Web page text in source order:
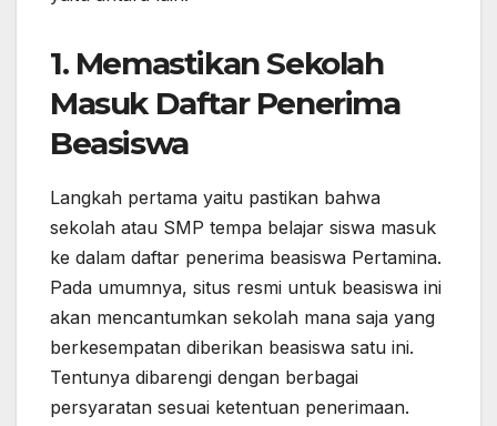
1. Memastikan Sekolah
Masuk Daftar Penerima
Beasiswa
Langkah pertama yaitu pastikan bahwa
sekolah atau SMP tempa belajar siswa masuk
ke dalam daftar penerima beasiswa Pertamina.
Pada umumnya, situs resmi untuk beasiswa ini
akan mencantumkan sekolah mana saja yang
berkesempatan diberikan beasiswa satu ini.
Tentunya dibarengi dengan berbagai
persyaratan sesuai ketentuan penerimaan.